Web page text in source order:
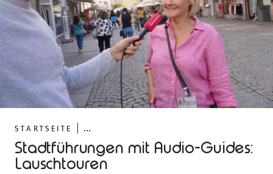
STARTSEITE ...
Stadtführungen mit Audio-Guides:
Lauschtouren